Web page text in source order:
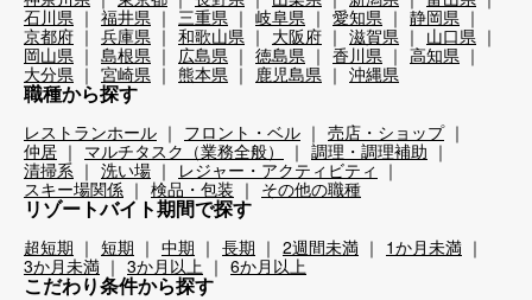
石川県
福井県 三重県 岐阜県 愛知県
静岡県
京都府
兵庫県 和歌山県 大阪府 滋賀県
山口県
岡山県
島根県 広島県 徳島県 香川県
高知県
大分県
宮崎県 熊本県 鹿児島県 沖縄県
職種から探す
レストランホール フロント・ベル
売店・ショップ
仲居
マルチタスク（業務全般）
調理・調理補助
清掃系
洗い場
レジャー・アクティビティ
スキー場関係
検品・包装 その他の職種
リゾートバイト期間で探す
超短期 短期 中期 長期 2週間未満
1か月未満
3か月未満
3か月以上 6か月以上
こだわり条件から探す